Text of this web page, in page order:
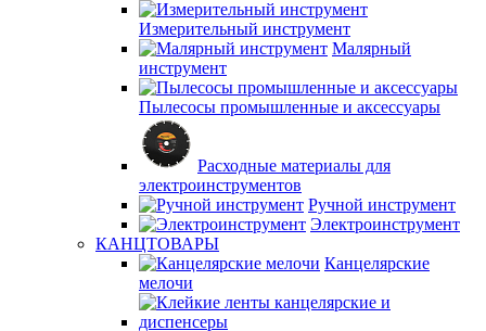
Измерительный инструмент
Малярный
инструмент
Пылесосы промышленные и аксессуары
Расходные материалы для
электроинструментов
Ручной инструмент
Электроинструмент
КАНЦТОВАРЫ
Канцелярские
мелочи